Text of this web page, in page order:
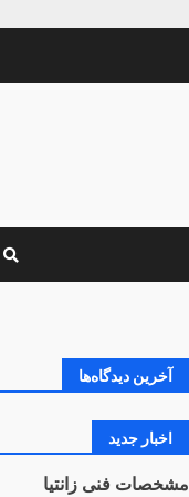
آخرین دیدگاه‌ها
اخبار جدید
مشخصات فنی زانتیا